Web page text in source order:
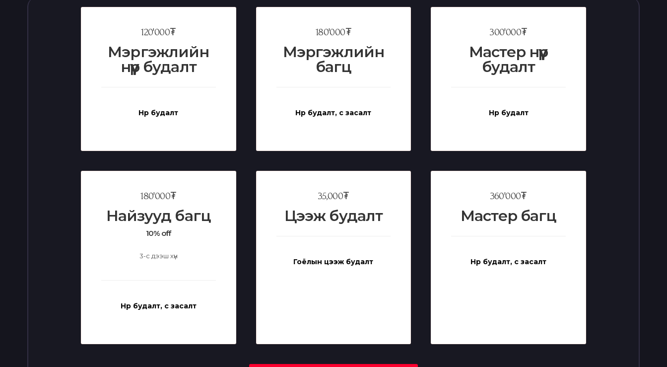
120'000₮
Мэргэжлийн
нүүр будалт
Нүүр будалт
180'000₮
Мэргэжлийн
багц
Нүүр будалт, үс засалт
300'000₮
Мастер нүүр
будалт
Нүүр будалт
180'000₮
Найзууд багц
10% off
3-с дээш хүн
Нүүр будалт, үс засалт
35,000₮
Цээж будалт
Гоёлын цээж будалт
360'000₮
Мастер багц
Нүүр будалт, үс засалт